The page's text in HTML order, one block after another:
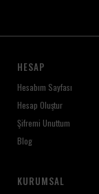
yıkama ve
belirtilen
Doğal
odanızın
HESAP
Hesabım Sayfası
Hesap Oluştur
Şifremi Unuttum
Blog
KURUMSAL